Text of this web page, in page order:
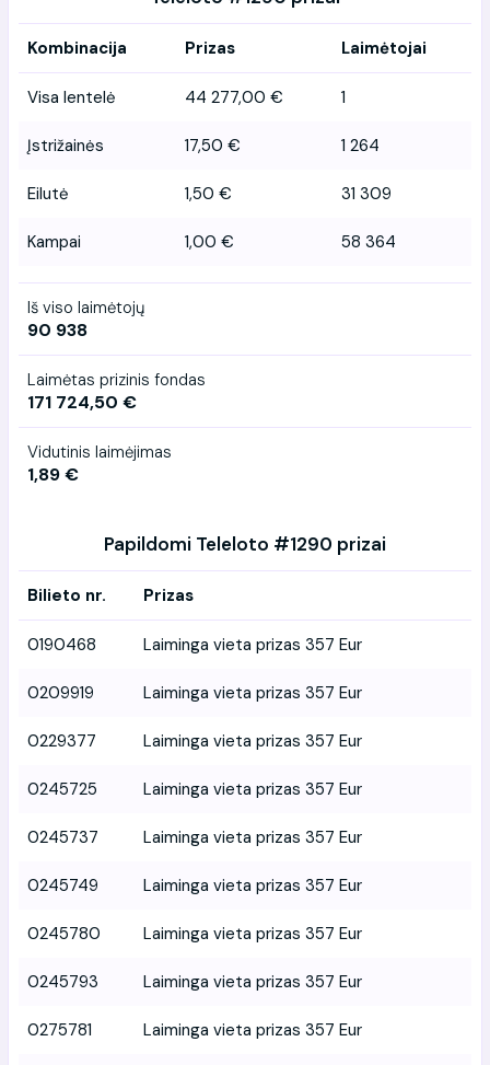
Kombinacija Prizas Laimėtojai
Visa lentelė 44 277,00 € 1
Įstrižainės 17,50 € 1 264
Eilutė 1,50 € 31 309
Kampai 1,00 € 58 364
Iš viso laimėtojų
90 938
Laimėtas prizinis fondas
171 724,50 €
Vidutinis laimėjimas
1,89 €
Papildomi Teleloto #1290 prizai
Bilieto nr. Prizas
0190468 Laiminga vieta prizas 357 Eur
0209919 Laiminga vieta prizas 357 Eur
0229377 Laiminga vieta prizas 357 Eur
0245725 Laiminga vieta prizas 357 Eur
0245737 Laiminga vieta prizas 357 Eur
0245749 Laiminga vieta prizas 357 Eur
0245780 Laiminga vieta prizas 357 Eur
0245793 Laiminga vieta prizas 357 Eur
0275781 Laiminga vieta prizas 357 Eur